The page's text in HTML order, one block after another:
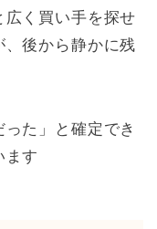
く買い手を探せ
後から静かに残
た」と確定でき
ます